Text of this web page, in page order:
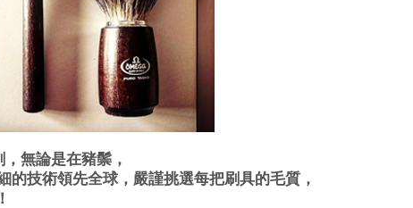
無論是在豬鬃，
的技術領先全球，嚴謹挑選每把刷具的毛質，